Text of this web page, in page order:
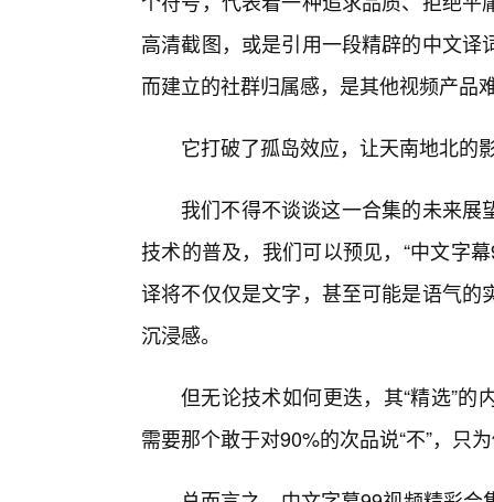
高清截图，或是引用一段精辟的中文
而建立的社群归属感，是其他视频产品
它打破了孤岛效应，让天南地北的
我们不得不谈谈这一合集的未来
技术的普及，我们可以预见，“中文字
译将不仅仅是文字，甚至可能是语气
沉浸感。
但无论技术如何更迭，其“精选”
需要那个敢于对90%的次品说“不”，只